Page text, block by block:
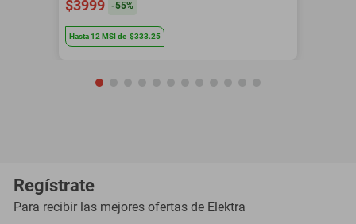
$3999 -55%
Hasta12 MSIde $333.25
Regístrate
Para recibir las mejores ofertas de Elektra